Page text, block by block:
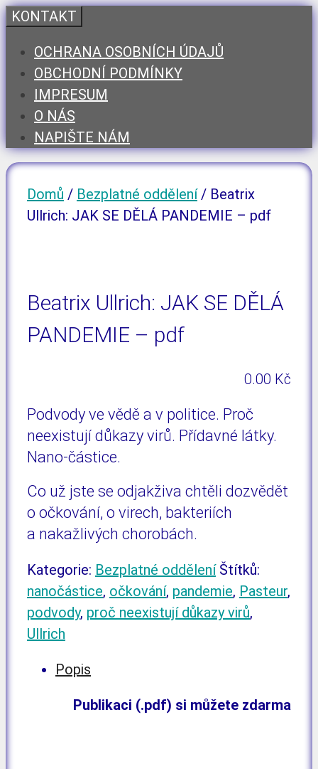
Přeskočit
obsah
KONTAKT
OCHRANA OSOBNÍCH ÚDAJŮ
OBCHODNÍ PODMÍNKY
IMPRESUM
O NÁS
NAPIŠTE NÁM
Domů / Bezplatné oddělení/ Beatrix
Ullrich: JAK SE DĚLÁ PANDEMIE – pdf
Beatrix Ullrich: JAK SE DĚLÁ
PANDEMIE – pdf
0.00 Kč
Podvody ve vědě a v politice. Proč
neexistují důkazy virů. Přídavné látky.
Nano-částice.
Co už jste se odjakživa chtěli dozvědět
o očkování, o virech, bakteriích
a nakažlivých chorobách.
Kategorie: Bezplatné oddělení Štítků:
nanočástice, očkování, pandemie, Pasteur,
podvody, proč neexistují důkazy virů,
Ullrich
Popis
Publikaci (.pdf) si můžete zdarma